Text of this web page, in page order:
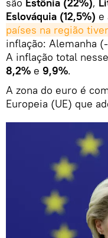
Eslováquia (12,5%) e
países na região
inflação: Alemanha
A inflação total
8,2% e 9,9%.
A zona do euro é
Europeia (UE) que